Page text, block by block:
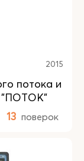
2015
потока и
"ПОТОК"
13 поверок